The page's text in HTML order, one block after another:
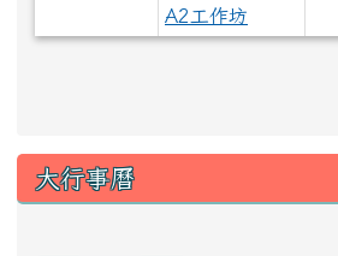
A2工作坊
大行事曆